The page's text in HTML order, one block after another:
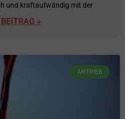
und kraftaufwändig mit der
»
ANTRIEB